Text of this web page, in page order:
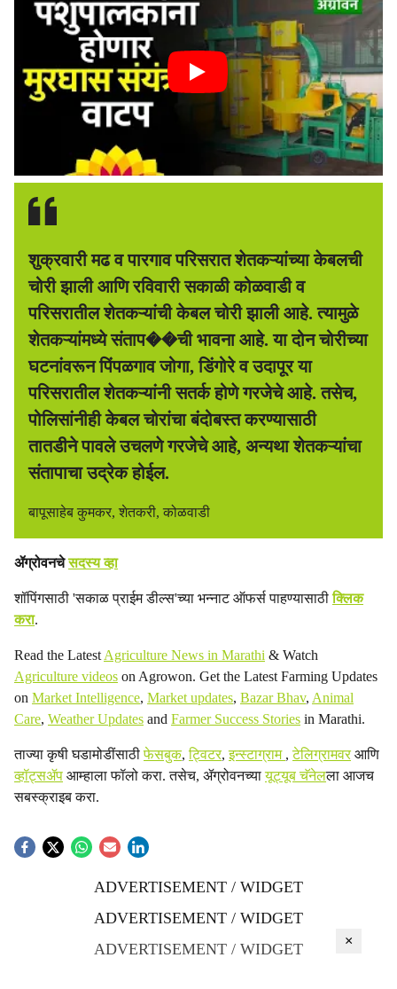
शुक्रवारी मढ व पारगाव परिसरात शेतकऱ्यांच्या केबलची
चोरी झाली आणि रविवारी सकाळी कोळवाडी व
परिसरातील शेतकऱ्यांची केबल चोरी झाली आहे. त्यामुळे
शेतकऱ्यांमध्ये संताप��ची भावना आहे. या दोन चोरीच्या
घटनांवरून पिंपळगाव जोगा, डिंगोरे व उदापूर या
परिसरातील शेतकऱ्यांनी सतर्क होणे गरजेचे आहे. तसेच,
पोलिसांनीही केबल चोरांचा बंदोबस्त करण्यासाठी
तातडीने पावले उचलणे गरजेचे आहे, अन्यथा शेतकऱ्यांचा
संतापाचा उद्रेक होईल.
बापूसाहेब कुमकर, शेतकरी, कोळवाडी
ॲग्रोवनचेसदस्य व्हा
शॉपिंगसाठी 'सकाळ प्राईम डील्स'च्या भन्नाट ऑफर्स पाहण्यासाठीक्लिक
करा.
Read the Latest Agriculture News in Marathi & Watch
Agriculture videos on Agrowon. Get the Latest Farming Updates
on Market Intelligence, Market updates, Bazar Bhav, Animal
Care, Weather Updates and Farmer Success Stories in Marathi.
ताज्या कृषी घडामोडींसाठीफेसबुक,ट्विटर,इन्स्टाग्राम ,टेलिग्रामवरआणि
व्हॉट्सॲप आम्हाला फॉलो करा. तसेच, ॲग्रोवनच्यायूट्यूब चॅनेलला आजच
सबस्क्राइब करा.
ADVERTISEMENT / WIDGET
ADVERTISEMENT / WIDGET
ADVERTISEMENT / WIDGET
×